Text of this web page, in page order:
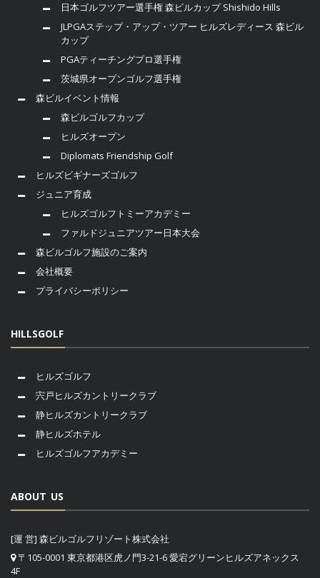
日本ゴルフツアー選手権 森ビルカップ Shishido Hills
JLPGAステップ・アップ・ツアー ヒルズレディース 森ビル
カップ
PGAティーチングプロ選手権
茨城県オープンゴルフ選手権
森ビルイベント情報
森ビルゴルフカップ
ヒルズオープン
Diplomats Friendship Golf
ヒルズビギナーズゴルフ
ジュニア育成
ヒルズゴルフトミーアカデミー
ファルドジュニアツアー日本大会
森ビルゴルフ施設のご案内
会社概要
プライバシーポリシー
HILLSGOLF
ヒルズゴルフ
宍戸ヒルズカントリークラブ
静ヒルズカントリークラブ
静ヒルズホテル
ヒルズゴルフアカデミー
ABOUT US
[運 営] 森ビルゴルフリゾート株式会社
〒105-0001 東京都港区虎ノ門3-21-6 愛宕グリーンヒルズアネックス
4F